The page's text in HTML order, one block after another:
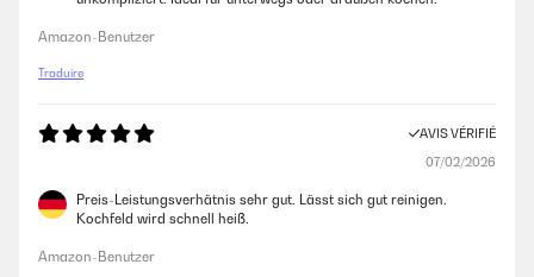
Amazon-Benutzer
Traduire
AVIS VÉRIFIÉ
07/02/2026
Preis-Leistungsverhätnis sehr gut. Lässt sich gut reinigen.
Kochfeld wird schnell heiß.
Amazon-Benutzer